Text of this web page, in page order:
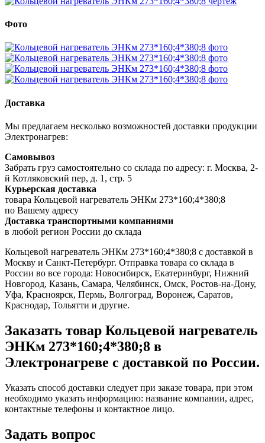
Фото
Доставка
Мы предлагаем несколько возможностей доставки продукции
Электронагрев:
Самовывоз
Забрать груз самостоятельно со склада по адресу: г. Москва, 2-
й Котляковский пер, д. 1, стр. 5
Курьерская доставка
товара Кольцевой нагреватель ЭНКм 273*160;4*380;8
по Вашему адресу
Доставка транспортными компаниями
в любой регион России до склада
Кольцевой нагреватель ЭНКм 273*160;4*380;8 с доставкой в
Москву и Санкт-Петербург. Отправка товара со склада в
России во все города: Новосибирск, Екатеринбург, Нижний
Новгород, Казань, Самара, Челябинск, Омск, Ростов-на-Дону,
Уфа, Красноярск, Пермь, Волгоград, Воронеж, Саратов,
Краснодар, Тольятти и другие.
Заказать товар Кольцевой нагреватель
ЭНКм 273*160;4*380;8 в
Электронагреве с доставкой по России.
Указать способ доставки следует при заказе товара, при этом
необходимо указать информацию: название компании, адрес,
контактные телефоны и контактное лицо.
Задать вопрос